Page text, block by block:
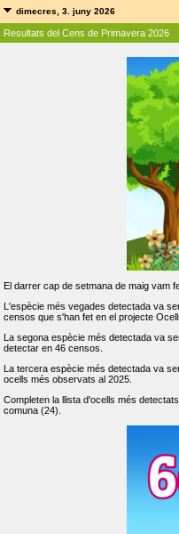
dimecres, 3. juny 2026
Resultats del Cens de Primavera 2026
El darrer cap de setmana de maig vam
L'espècie més vegades detectada va
censos que s'han fet en el projecte
La segona espècie més detectada va
detectar en 46 censos.
La tercera espècie més detectada va
ocells més observats al 2025.
Completen la llista d'ocells més
comuna (24).